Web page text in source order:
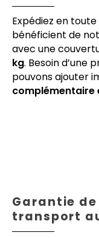
Expédiez en
bénéficient de
avec une
kg. Besoin d’une
pouvons ajouter
complémentaire
Garantie
transport